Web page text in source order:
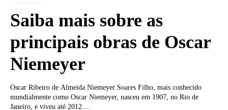
Saiba mais sobre as
principais obras de Oscar
Niemeyer
Oscar Ribeiro de Almeida Niemeyer Soares Filho, mais conhecido
mundialmente como Oscar Niemeyer, nasceu em 1907, no Rio de
Janeiro, e viveu até 2012....